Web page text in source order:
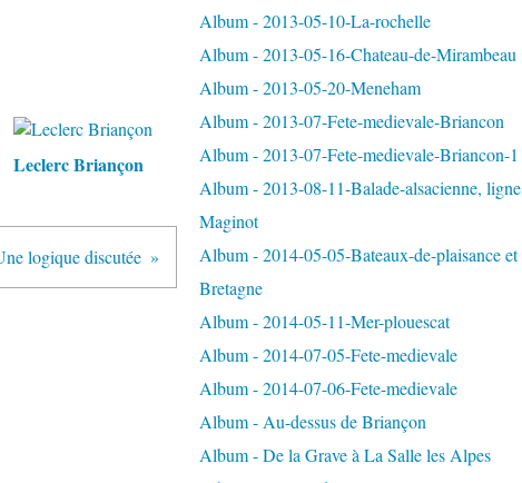
Leclerc Briançon
logique discutée
Album - 2013-05-10-La-rochelle
Album - 2013-05-16-Chateau-de-Mirambeau
Album - 2013-05-20-Meneham
Album - 2013-07-Fete-medievale-Briancon
Album - 2013-07-Fete-medievale-Briancon-1
Album - 2013-08-11-Balade-alsacienne, ligne
Maginot
Album - 2014-05-05-Bateaux-de-plaisance et
Bretagne
Album - 2014-05-11-Mer-plouescat
Album - 2014-07-05-Fete-medievale
Album - 2014-07-06-Fete-medievale
Album - Au-dessus de Briançon
Album - De la Grave à La Salle les Alpes